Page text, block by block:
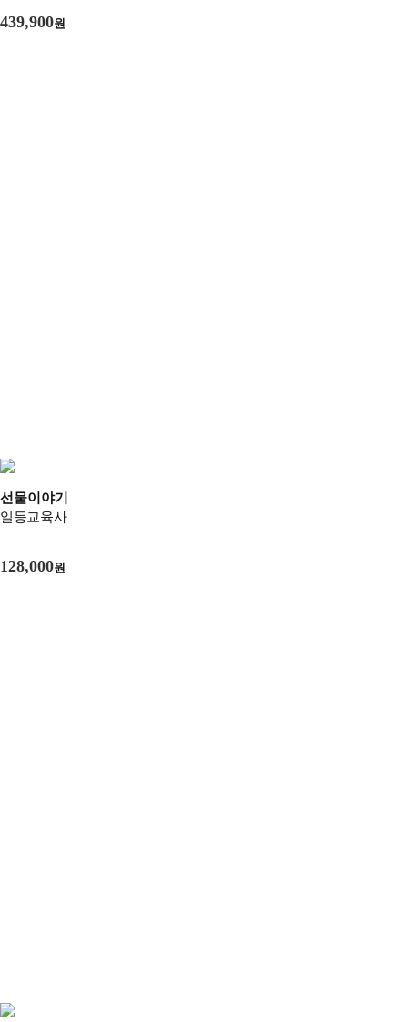
439,900원
선물이야기
일등교육사
128,000원